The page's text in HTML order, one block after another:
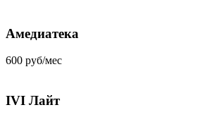
Амедиатека
600 руб/мес
IVI Лайт